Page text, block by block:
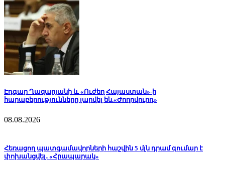
Էդգար Ղազարյանի և «Ուժեղ Հայաստան»-ի
հարաբերությունները լարվել են.«Ժողովուրդ»
08.08.2026
Հեռացող պատգամավորների հաշվին 5 մլն դրամ գումար է
փոխանցվել․ «Հրապարակ»